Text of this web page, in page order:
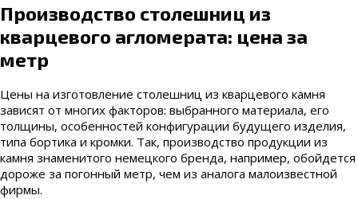
Производство столешниц из
кварцевого агломерата: цена за
метр
Цены на изготовление столешниц из кварцевого камня
зависят от многих факторов: выбранного материала, его
толщины, особенностей конфигурации будущего изделия,
типа бортика и кромки. Так, производство продукции из
камня знаменитого немецкого бренда, например, обойдется
дороже за погонный метр, чем из аналога малоизвестной
фирмы.